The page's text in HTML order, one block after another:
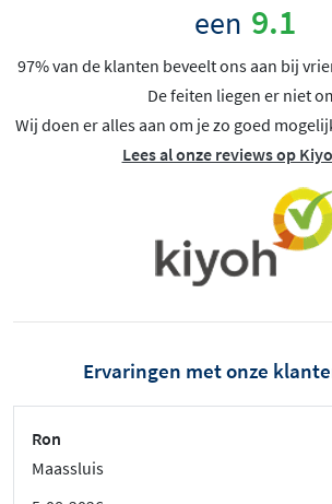
een 9.1
97% van de klanten beveelt ons aan bij
De feiten liegen er niet
Wij doen er alles aan om je zo goed
Lees al onze reviews op
Ervaringen met onze
Ron
Maassluis